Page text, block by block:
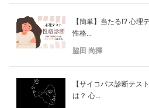
【簡単】当たる!? 心理
性格...
脇田 尚揮
【サイコパス診断テス
は？ 心...